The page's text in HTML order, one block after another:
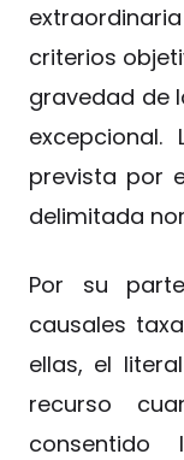
criterios
gravedad de
excepcional.
prevista por
delimitada
Por su
causales
ellas, el
recurso